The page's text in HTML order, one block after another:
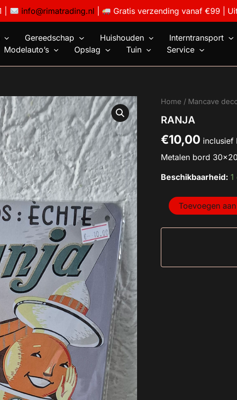
| info@rimatrading.nl Gratis verzending vanaf €99 |
Gereedschap Huishouden
Interntransport
Modelauto’s Opslag Tuin Service
Home / Mancave
RANJA
€10,00 inclusief
Metalen bord
Beschikbaarheid: 1
RANJA
Toevoegen